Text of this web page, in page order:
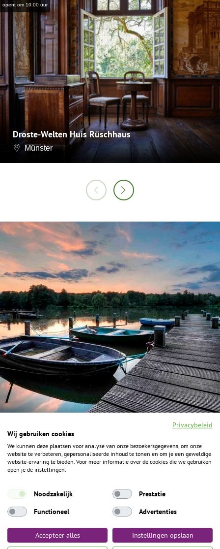
opent om 10:00 uur
Droste-Welten Huis Rüschhaus
Münster
F
a
c
o
o
I
n
s
g
a
Y
o
u
b
P
i
n
ALGEMENE INFORMATIE
Het Geheim over de grens zijn de Duitse vakantieregio’s
Algemene voorwaarden Privacybeleid Toegankelijkheid
Privacybeleid
Wij gebruiken cookies
We kunnen deze plaatsen voor analyse van onze bezoekersgegevens, om onze
website te verbeteren, gepersonaliseerde inhoud te tonen en om je een geweldige
website-ervaring te bieden. Voor meer informatie over de cookies die we gebruiken
open je de instellingen.
Noodzakelijk
Prestatie
Functioneel
Advertenties
Accepteer alles Instellingen opslaan